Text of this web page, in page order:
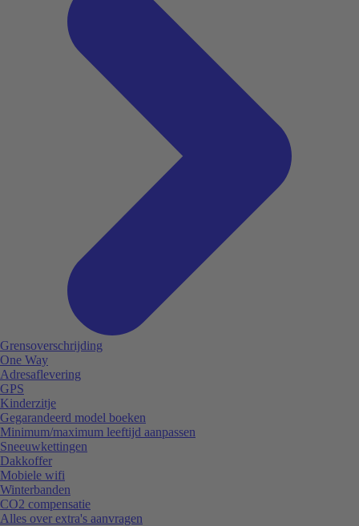
Grensoverschrijding
One Way
Adresaflevering
GPS
Kinderzitje
Gegarandeerd model boeken
Minimum/maximum leeftijd aanpassen
Sneeuwkettingen
Dakkoffer
Mobiele wifi
Winterbanden
CO2 compensatie
Alles over extra's aanvragen